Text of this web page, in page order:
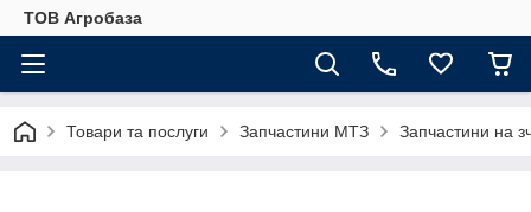
ТОВ Агробаза
Товари та послуги Запчастини МТЗ Запчастини на